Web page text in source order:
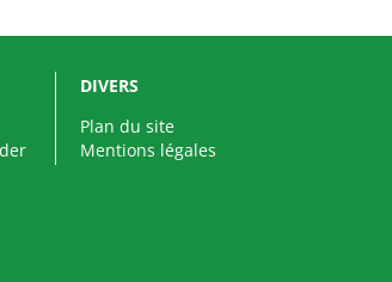
DIVERS
Plan du site
Mentions légales